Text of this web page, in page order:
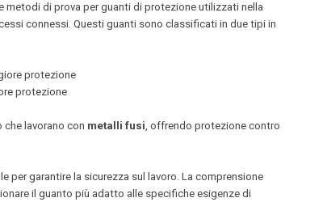
metodi di prova per guanti di protezione utilizzati nella
connessi. Questi guanti sono classificati in due tipi in
protezione
protezione
che lavorano con metalli fusi, offrendo protezione contro
per garantire la sicurezza sul lavoro. La comprensione
il guanto più adatto alle specifiche esigenze di